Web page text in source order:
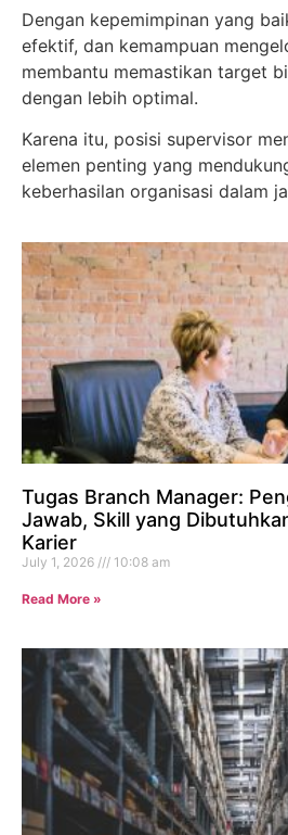
Dengan kepemimpinan yang
efektif, dan kemampuan
membantu memastikan target
dengan lebih optimal.
Karena itu, posisi supervisor
elemen penting yang
keberhasilan organisasi dalam
Tugas Branch Manager:
Jawab, Skill yang
Karier
July 1, 2026 10:08 am
Read More »